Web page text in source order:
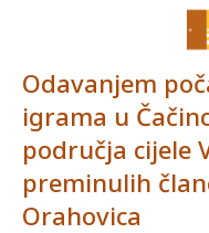
Odavanjem
igrama u
područja cijele
preminulih
Orahovica